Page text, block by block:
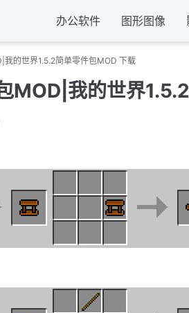
办公软件 图形图像
我的世界1.5.2简单零件包MOD 下载
MOD|我的世界